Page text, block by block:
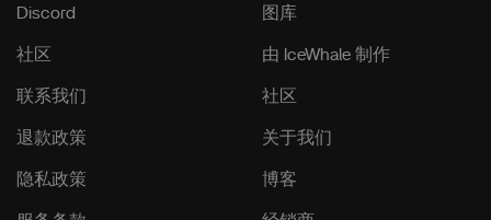
Discord
社区
联系我们
退款政策
隐私政策
图库
由 IceWhale 制作
社区
关于我们
博客